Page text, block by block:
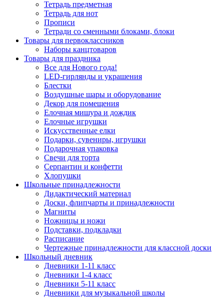
Тетрадь предметная
Тетрадь для нот
Прописи
Тетради со сменными блоками, блоки
Товары для первоклассников
Наборы канцтоваров
Товары для праздника
Все для Нового года!
LED-гирлянды и украшения
Блестки
Воздушные шары и оборудование
Декор для помещения
Елочная мишура и дождик
Елочные игрушки
Искусственные елки
Подарки, сувениры, игрушки
Подарочная упаковка
Свечи для торта
Серпантин и конфетти
Хлопушки
Школьные принадлежности
Дидактический материал
Доски, флипчарты и принадлежности
Магниты
Ножницы и ножи
Подставки, подкладки
Расписание
Чертежные принадлежности для классной доски
Школьный дневник
Дневники 1-11 класс
Дневники 1-4 класс
Дневники 5-11 класс
Дневники для музыкальной школы